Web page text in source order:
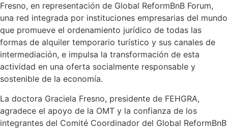
Fresno, en representación de Global ReformBnB Forum,
una red integrada por instituciones empresarias del mundo
que promueve el ordenamiento jurídico de todas las
formas de alquiler temporario turístico y sus canales de
intermediación, e impulsa la transformación de esta
actividad en una oferta socialmente responsable y
sostenible de la economía.
La doctora Graciela Fresno, presidente de FEHGRA,
agradece el apoyo de la OMT y la confianza de los
integrantes del Comité Coordinador del Global ReformBnB